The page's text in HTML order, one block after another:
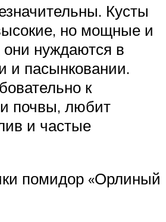
Кусты
но мощные и
они нуждаются в
и пасынковании.
к
почвы, любит
и частые
помидор «Орлиный